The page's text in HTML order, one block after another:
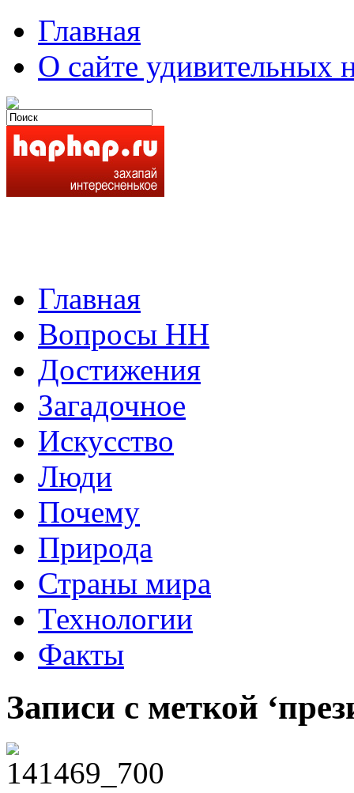
Главная
О сайте удивительных
Главная
Вопросы HH
Достижения
Загадочное
Искусство
Люди
Почему
Природа
Страны мира
Технологии
Факты
Записи с меткой